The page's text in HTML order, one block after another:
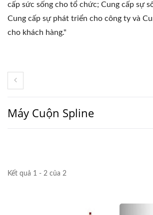
cấp sức sống cho tổ chức; Cung cấp sự
Cung cấp sự phát triển cho công ty và
cho khách hàng."
Máy Cuộn Spline
Kết quả 1 - 2 của 2